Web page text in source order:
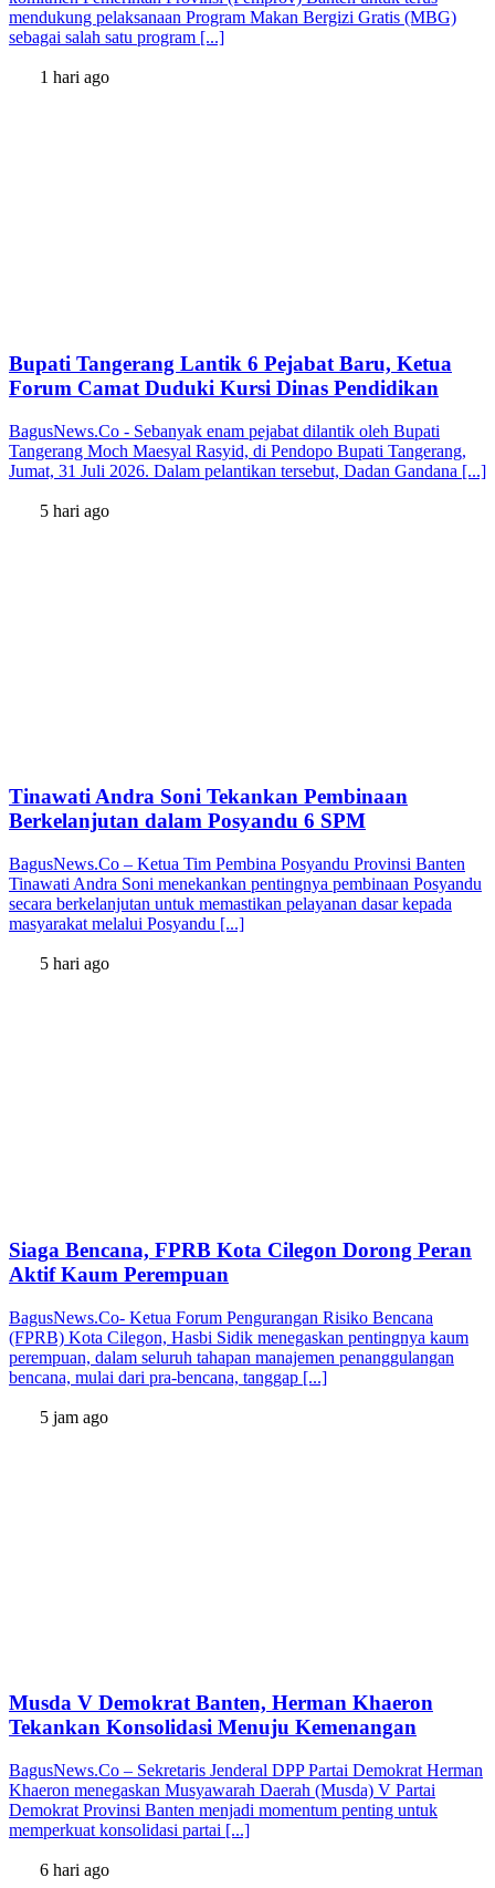
mendukung pelaksanaan Program Makan Bergizi Gratis (MBG)
sebagai salah satu program [...]
1 hari ago
Bupati Tangerang Lantik 6 Pejabat Baru, Ketua
Forum Camat Duduki Kursi Dinas Pendidikan
BagusNews.Co - Sebanyak enam pejabat dilantik oleh Bupati
Tangerang Moch Maesyal Rasyid, di Pendopo Bupati Tangerang,
Jumat, 31 Juli 2026. Dalam pelantikan tersebut, Dadan Gandana [...]
5 hari ago
Tinawati Andra Soni Tekankan Pembinaan
Berkelanjutan dalam Posyandu 6 SPM
BagusNews.Co – Ketua Tim Pembina Posyandu Provinsi Banten
Tinawati Andra Soni menekankan pentingnya pembinaan Posyandu
secara berkelanjutan untuk memastikan pelayanan dasar kepada
masyarakat melalui Posyandu [...]
5 hari ago
Siaga Bencana, FPRB Kota Cilegon Dorong Peran
Aktif Kaum Perempuan
BagusNews.Co- Ketua Forum Pengurangan Risiko Bencana
(FPRB) Kota Cilegon, Hasbi Sidik menegaskan pentingnya kaum
perempuan, dalam seluruh tahapan manajemen penanggulangan
bencana, mulai dari pra-bencana, tanggap [...]
5 jam ago
Musda V Demokrat Banten, Herman Khaeron
Tekankan Konsolidasi Menuju Kemenangan
BagusNews.Co – Sekretaris Jenderal DPP Partai Demokrat Herman
Khaeron menegaskan Musyawarah Daerah (Musda) V Partai
Demokrat Provinsi Banten menjadi momentum penting untuk
memperkuat konsolidasi partai [...]
6 hari ago